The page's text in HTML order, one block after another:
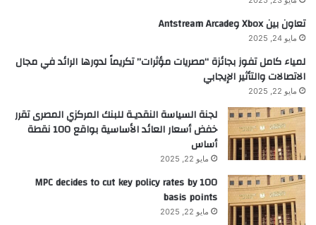
تعاون بين Xbox وAntstream Arcade
مايو 24, 2025
لمياء كامل تفوز بجائزة “مصريات مؤثرات” تكريماً لدورها الرائد في مجال
الاتصالات والتأثير الإيجابي
مايو 22, 2025
لجنة السياسة النقديـة للبنك المركزي المصرى تقرر
خفض أسعار العائد الأساسية بواقع 100 نقطة
أساس
مايو 22, 2025
MPC decides to cut key policy rates by 100
basis points
مايو 22, 2025